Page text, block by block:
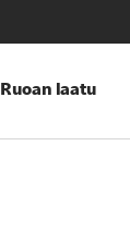
Ruoan laatu